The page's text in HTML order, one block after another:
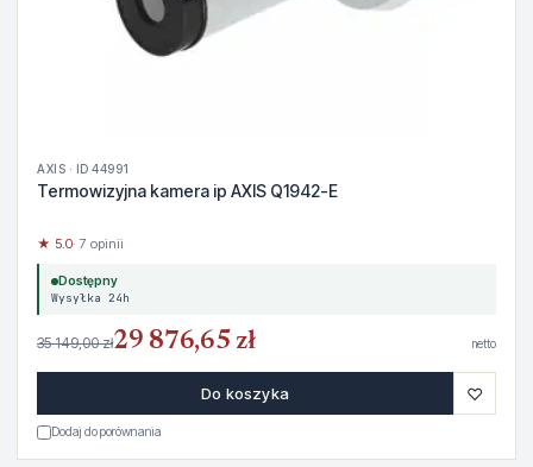
AXIS · ID 44991
Termowizyjna kamera ip AXIS Q1942-E
★ 5.0· 7 opinii
Dostępny
Wysyłka 24h
35 149,00 zł29 876,65 zł netto
Do koszyka ♡
Dodaj do porównania